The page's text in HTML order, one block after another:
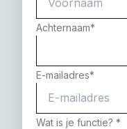
Achternaam*
E-mailadres*
Wat is je functie? *